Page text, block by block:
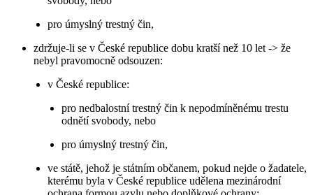
pro úmyslný trestný čin,
zdržuje-li se v České republice dobu kratší než 10 let -> že
nebyl pravomocně odsouzen:
v České republice:
pro nedbalostní trestný čin k nepodmíněnému trestu
odnětí svobody, nebo
pro úmyslný trestný čin,
ve státě, jehož je státním občanem, pokud nejde o žadatele,
kterému byla v České republice udělena mezinárodní